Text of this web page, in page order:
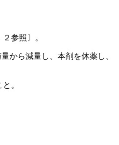
参照〕。
から減量し、本剤を休薬し、
。